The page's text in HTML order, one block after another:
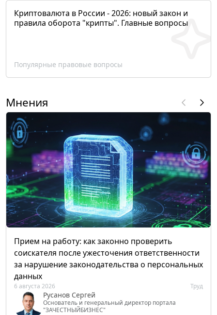
Криптовалюта в России - 2026: новый закон и
правила оборота "крипты". Главные вопросы
Популярные правовые вопросы
Мнения
Прием на работу: как законно проверить
соискателя после ужесточения ответственности
за нарушение законодательства о персональных
данных
6 августа 2026 Труд
Русанов Сергей
Основатель и генеральный директор портала
"ЗАЧЕСТНЫЙБИЗНЕС"